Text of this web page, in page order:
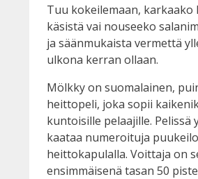
Tuu kokeilemaan, karkaako
käsistä vai nouseeko
ja säänmukaista vermettä
ulkona kerran ollaan.
Mölkky on suomalainen,
heittopeli, joka sopii
kuntoisille pelaajille. Pelissä
kaataa numeroituja
heittokapulalla. Voittaja on
ensimmäisenä tasan 50